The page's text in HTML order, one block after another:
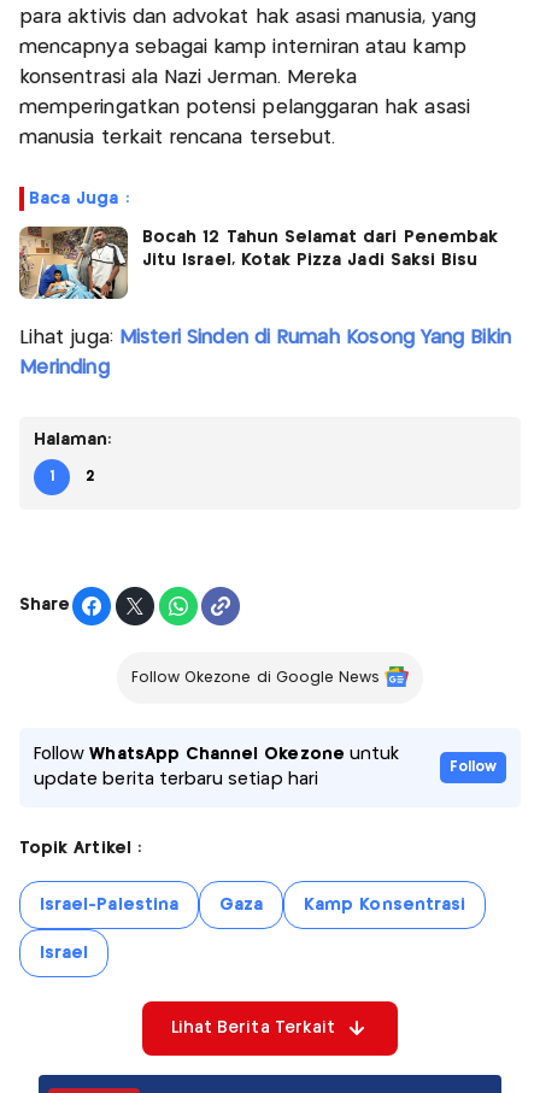
para aktivis dan advokat hak asasi manusia, yang
mencapnya sebagai kamp interniran atau kamp
konsentrasi ala Nazi Jerman. Mereka
memperingatkan potensi pelanggaran hak asasi
manusia terkait rencana tersebut.
Baca Juga :
Bocah 12 Tahun Selamat dari Penembak
Jitu Israel, Kotak Pizza Jadi Saksi Bisu
Lihat juga: Misteri Sinden di Rumah Kosong Yang Bikin
Merinding
Halaman:
1 2
Share
Follow Okezone di Google News
FollowWhatsApp Channel Okezone untuk
update berita terbaru setiap hari
Follow
Topik Artikel :
Israel-Palestina Gaza Kamp Konsentrasi
Israel
Lihat Berita Terkait